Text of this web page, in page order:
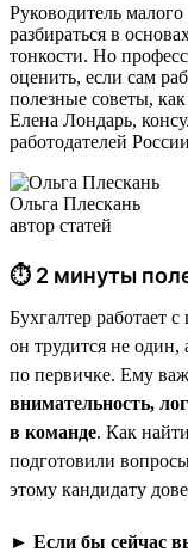
Руководитель
разбираться в
тонкости. Но
оценить, если сам
полезные советы,
Елена Лондарь,
работодателей
Ольга Плескань
автор статей
⏱ 2 минуты
Бухгалтер работает
он трудится не один,
по первичке. Ему
внимательность,
в команде. Как
подготовили
этому кандидату
► Если бы сейчас